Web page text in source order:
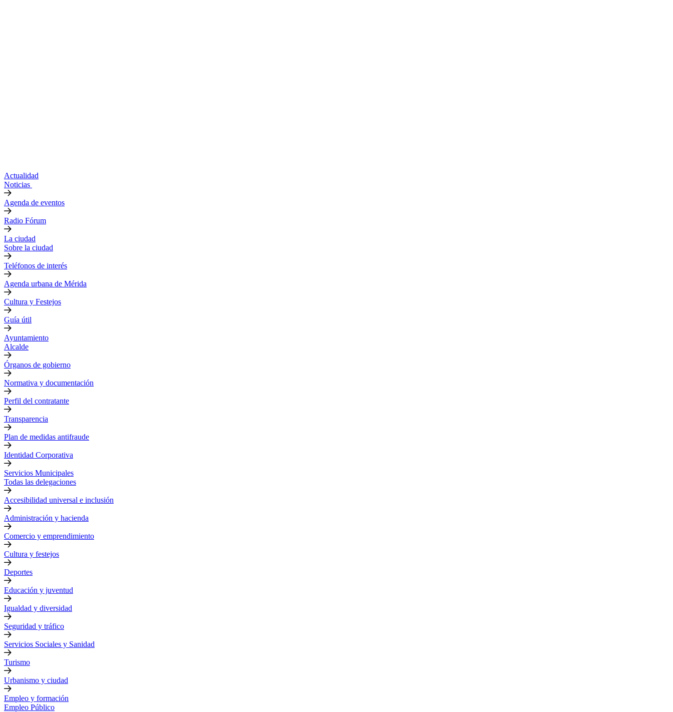
Actualidad
Noticias
Agenda de eventos
Radio Fórum
La ciudad
Sobre la ciudad
Teléfonos de interés
Agenda urbana de Mérida
Cultura y Festejos
Guía útil
Ayuntamiento
Alcalde
Órganos de gobierno
Normativa y documentación
Perfil del contratante
Transparencia
Plan de medidas antifraude
Identidad Corporativa
Servicios Municipales
Todas las delegaciones
Accesibilidad universal e inclusión
Administración y hacienda
Comercio y emprendimiento
Cultura y festejos
Deportes
Educación y juventud
Igualdad y diversidad
Seguridad y tráfico
Servicios Sociales y Sanidad
Turismo
Urbanismo y ciudad
Empleo y formación
Empleo Público